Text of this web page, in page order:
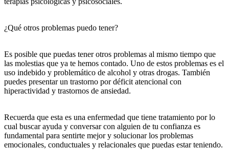
¿Qué otros problemas puedo tener?
Es posible que puedas tener otros problemas al mismo tiempo que
las molestias que ya te hemos contado. Uno de estos problemas es el
uso indebido y problemático de alcohol y otras drogas. También
puedes presentar un trastorno por déficit atencional con
hiperactividad y trastornos de ansiedad.
Recuerda que esta es una enfermedad que tiene tratamiento por lo
cual buscar ayuda y conversar con alguien de tu confianza es
fundamental para sentirte mejor y solucionar los problemas
emocionales, conductuales y relacionales que puedas estar teniendo.